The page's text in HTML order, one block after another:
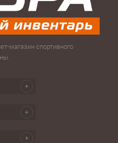
магазин спортивного